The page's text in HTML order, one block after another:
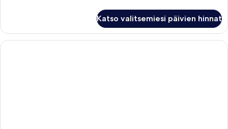
suuri
parisänky
Katso valitsemiesi päivien hinnat